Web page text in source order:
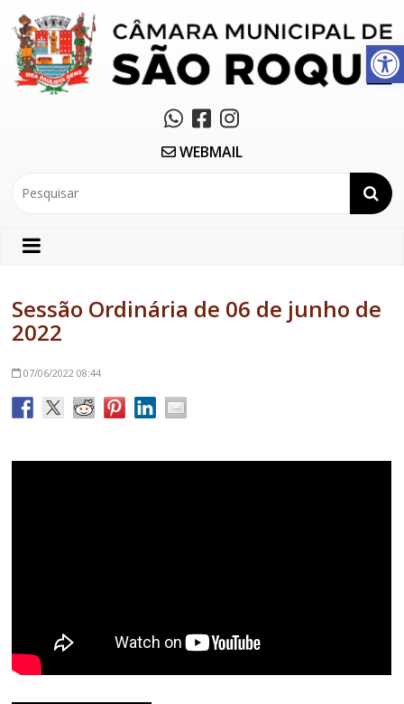
Abrir a barra de ferramentas
WEBMAIL
Sessão Ordinária de 06 de junho de
2022
07/06/2022 08:44